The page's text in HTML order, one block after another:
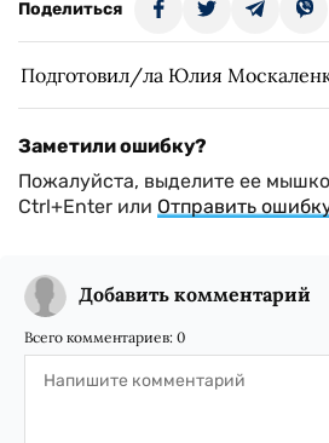
Поделиться
Подготовил/ла Юлия
Заметили ошибку?
Пожалуйста, выделите ее
Ctrl+Enter или Отправить
Добавить комментарий
Всего комментариев: 0